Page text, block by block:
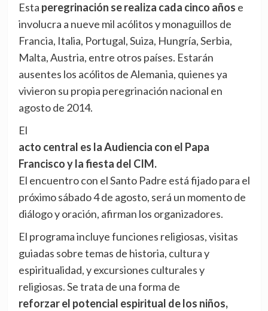
Esta peregrinación se realiza cada cinco años e
involucra a nueve mil acólitos y monaguillos de
Francia, Italia, Portugal, Suiza, Hungría, Serbia,
Malta, Austria, entre otros países. Estarán
ausentes los acólitos de Alemania, quienes ya
vivieron su propia peregrinación nacional en
agosto de 2014.
El
acto central es la Audiencia con el Papa
Francisco y la fiesta del CIM.
El encuentro con el Santo Padre está fijado para el
próximo sábado 4 de agosto, será un momento de
diálogo y oración, afirman los organizadores.
El programa incluye funciones religiosas, visitas
guiadas sobre temas de historia, cultura y
espiritualidad, y excursiones culturales y
religiosas. Se trata de una forma de
reforzar el potencial espiritual de los niños,